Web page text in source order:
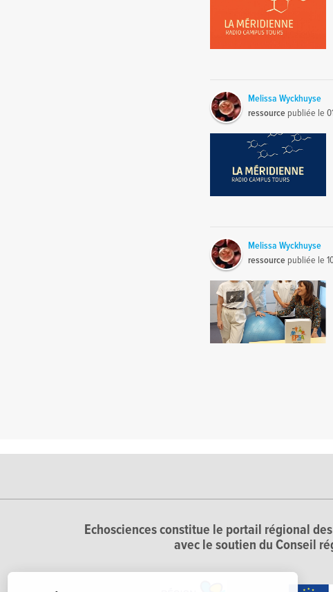
Melissa Wyckhuyse
ressource publiée le
Melissa Wyckhuyse
ressource publiée le
Echosciences constitue le portail régional
avec le soutien du Conseil